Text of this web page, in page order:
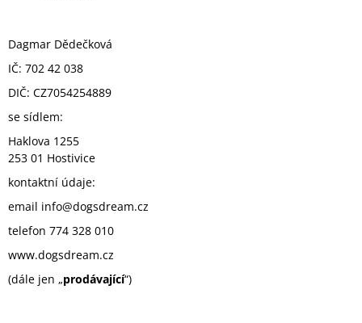
Dagmar Dědečková
IČ: 702 42 038
DIČ: CZ7054254889
se sídlem:
Haklova 1255
253 01 Hostivice
kontaktní údaje:
email info@dogsdream.cz
telefon 774 328 010
www.dogsdream.cz
(dále jen „prodávající“)
N
A
J
Í
T
?
HLEDAT